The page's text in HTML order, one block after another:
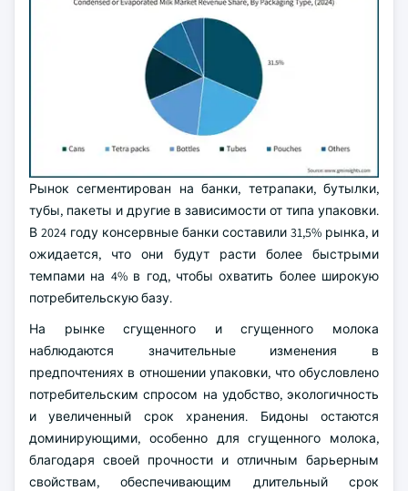
Рынок сегментирован на банки, тетрапаки, бутылки,
тубы, пакеты и другие в зависимости от типа упаковки.
В 2024 году консервные банки составили 31,5% рынка, и
ожидается, что они будут расти более быстрыми
темпами на 4% в год, чтобы охватить более широкую
потребительскую базу.
На рынке сгущенного и сгущенного молока
наблюдаются значительные изменения в
предпочтениях в отношении упаковки, что обусловлено
потребительским спросом на удобство, экологичность
и увеличенный срок хранения. Бидоны остаются
доминирующими, особенно для сгущенного молока,
благодаря своей прочности и отличным барьерным
свойствам, обеспечивающим длительный срок